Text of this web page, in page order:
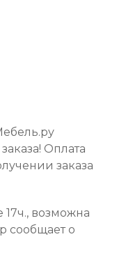
Оплата
заказа
возможна
сообщает о